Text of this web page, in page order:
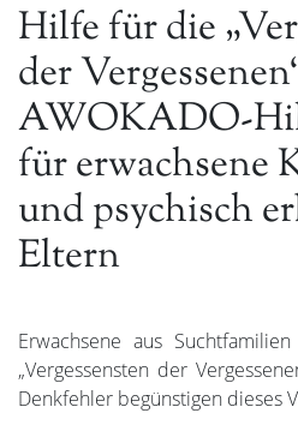
Hilfe für die
der
AWOKADO-
für erwachsene
und psychisch
Eltern
Erwachsene aus
„Vergessensten der
Denkfehler begünstigen dieses